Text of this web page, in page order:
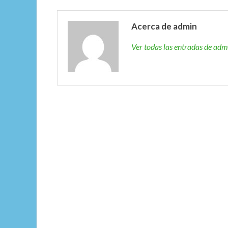
Acerca de admin
Ver todas las entradas de